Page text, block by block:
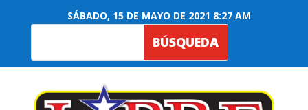
SÁBADO, 15 DE MAYO DE 2021 8:27 AM